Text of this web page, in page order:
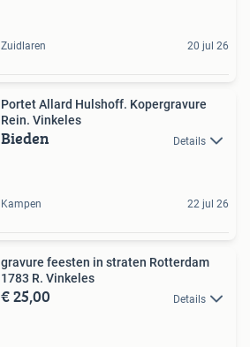
Zuidlaren 20 jul 26
Portet Allard Hulshoff. Kopergravure
Rein. Vinkeles
Bieden Details
Kampen 22 jul 26
gravure feesten in straten Rotterdam
1783 R. Vinkeles
€ 25,00 Details